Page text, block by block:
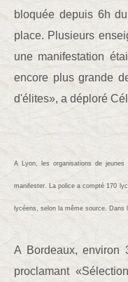
bloquée depuis 6h
place. Plusieurs
une manifestation
encore plus grande
d'élites», a déploré
A Lyon, les organisations de jeunes
manifester. La police a compté 170
lycéens, selon la même source.
A Bordeaux, environ
proclamant